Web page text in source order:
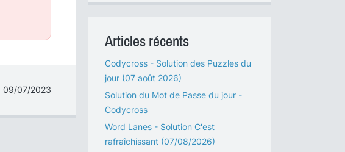
09/07/2023
Articles récents
Codycross - Solution des Puzzles du
jour (07 août 2026)
Solution du Mot de Passe du jour -
Codycross
Word Lanes - Solution C'est
rafraîchissant (07/08/2026)